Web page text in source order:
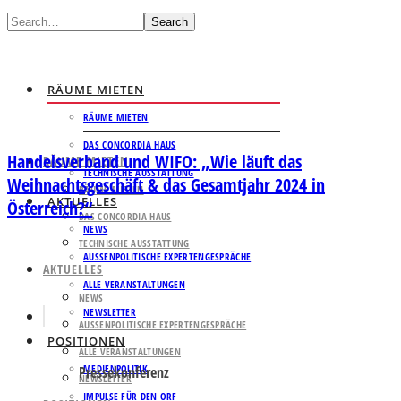
Search
RÄUME MIETEN
RÄUME MIETEN
DAS CONCORDIA HAUS
TECHNISCHE AUSSTATTUNG
AKTUELLES
NEWS
AUSSENPOLITISCHE EXPERTENGESPRÄCHE
ALLE VERANSTALTUNGEN
NEWSLETTER
POSITIONEN
MEDIENPOLITIK
IMPULSE FÜR DEN ORF
RÄUME MIETEN
RÄUME MIETEN
DAS CONCORDIA HAUS
TECHNISCHE AUSSTATTUNG
AKTUELLES
NEWS
AUSSENPOLITISCHE EXPERTENGESPRÄCHE
ALLE VERANSTALTUNGEN
NEWSLETTER
Handelsverband und WIFO: „Wie läuft das
Weihnachtsgeschäft & das Gesamtjahr 2024 in
Österreich?“
Pressekonferenz